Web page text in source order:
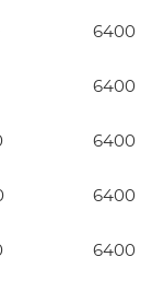
6400
6400
6400
6400
6400